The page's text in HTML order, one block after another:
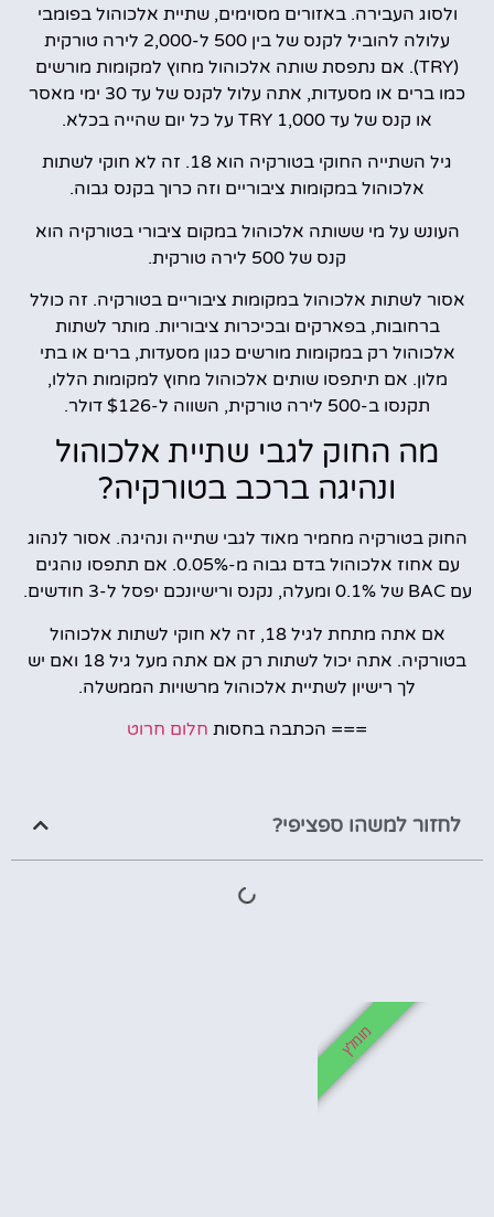
ולסוג העבירה. באזורים מסוימים, שתיית אלכוהול בפומבי
עלולה להוביל לקנס של בין 500 ל-2,000 לירה טורקית
(TRY). אם נתפסת שותה אלכוהול מחוץ למקומות מורשים
כמו ברים או מסעדות, אתה עלול לקנס של עד 30 ימי מאסר
או קנס של עד 1,000 TRY על כל יום שהייה בכלא.
גיל השתייה החוקי בטורקיה הוא 18. זה לא חוקי לשתות
אלכוהול במקומות ציבוריים וזה כרוך בקנס גבוה.
העונש על מי ששותה אלכוהול במקום ציבורי בטורקיה הוא
קנס של 500 לירה טורקית.
אסור לשתות אלכוהול במקומות ציבוריים בטורקיה. זה כולל
ברחובות, בפארקים ובכיכרות ציבוריות. מותר לשתות
אלכוהול רק במקומות מורשים כגון מסעדות, ברים או בתי
מלון. אם תיתפסו שותים אלכוהול מחוץ למקומות הללו,
תקנסו ב-500 לירה טורקית, השווה ל-$126 דולר.
מה החוק לגבי שתיית אלכוהול
ונהיגה ברכב בטורקיה?
החוק בטורקיה מחמיר מאוד לגבי שתייה ונהיגה. אסור לנהוג
עם אחוז אלכוהול בדם גבוה מ-0.05%. אם תתפסו נוהגים
עם BAC של 0.1% ומעלה, נקנס ורישיונכם יפסל ל-3 חודשים.
אם אתה מתחת לגיל 18, זה לא חוקי לשתות אלכוהול
בטורקיה. אתה יכול לשתות רק אם אתה מעל גיל 18 ואם יש
לך רישיון לשתיית אלכוהול מרשויות הממשלה.
=== הכתבה בחסות חלום חרוט
לחזור למשהו ספציפי?
מומלץ